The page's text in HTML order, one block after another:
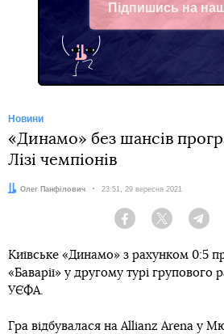
Підпишись на
Telegram
Новини
«Динамо» без шансів
Лізі чемпіонів
Автор:
Олег Панфілович Дата:
23:51, 29 вересня 2021
Facebook Twitter
Київське «Динамо» з рахунком 0:5
«Баварії» у другому турі групового
УЄФА.
Гра відбувалася на Allianz Arena у